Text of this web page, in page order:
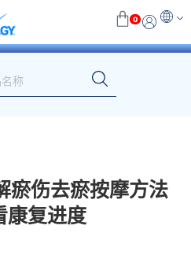
0
瘀伤去瘀按摩方法
康复进度